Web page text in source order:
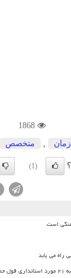
, متخصص
(1)
است
راه می یابد